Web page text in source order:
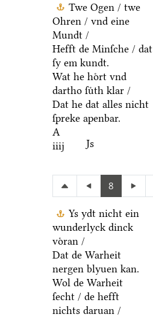
Twe Ogen / twe
Ohren / vnd eine
Mundt /
Hefft de Minſche / dat
ſy em kundt.
Wat he hoͤrt vnd
dartho ſuͤth klar /
Dat he dat alles nicht
ſpreke apenbar.
A
iiij
Js
8
Ys ydt nicht ein
wunderlyck dinck
voͤran /
Dat de Warheit
nergen blyuen kan.
Wol de Warheit
ſecht / de hefft
nichts daruan /